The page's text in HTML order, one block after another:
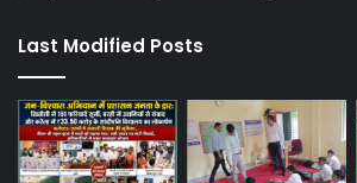
Last Modified Posts